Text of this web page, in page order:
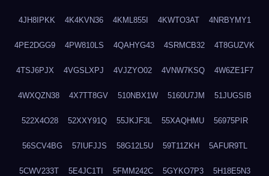
4JH8IPKK 4K4KVN36 4KML855I 4KWTO3AT 4NRBYMY1
4PE2DGG9 4PW810LS 4QAHYG43 4SRMCB32 4T8GUZVK
4TSJ6PJX 4VGSLXPJ 4VJZYO02 4VNW7KSQ 4W6ZE1F7
4WXQZN38 4X7TT8GV 510NBX1W 5160U7JM 51JUGSIB
522X4O28 52XXY91Q 55JKJF3L 55XAQHMU 56975PIR
56SCV4BG 57IUFJJS 58G12L5U 59T11ZKH 5AFUR9TL
5CWV233T 5E4JC1TI 5FMM242C 5GYKO7P3 5H18E5N3